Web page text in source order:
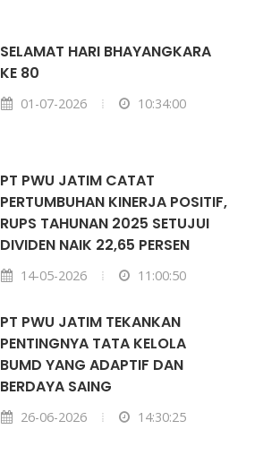
SELAMAT HARI BHAYANGKARA
KE 80
01-07-2026 10:34:00
PT PWU JATIM CATAT
PERTUMBUHAN KINERJA POSITIF,
RUPS TAHUNAN 2025 SETUJUI
DIVIDEN NAIK 22,65 PERSEN
14-05-2026 11:00:50
PT PWU JATIM TEKANKAN
PENTINGNYA TATA KELOLA
BUMD YANG ADAPTIF DAN
BERDAYA SAING
26-06-2026 14:30:25